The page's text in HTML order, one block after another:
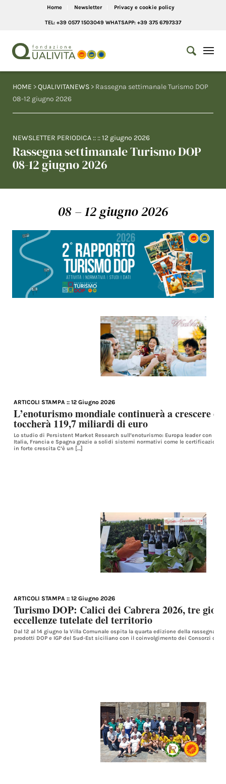
Home Newsletter Privacy e cookie policy
TEL: +39 0577 1503049 WHATSAPP: +39 375 6797337
HOME >QUALIVITANEWS > Rassegna settimanale Turismo DOP
08-12 giugno 2026
NEWSLETTER PERIODICA :: ::12 giugno 2026
Rassegna settimanale Turismo DOP
08-12 giugno 2026
08 – 12 giugno 2026
ARTICOLI STAMPA :: 12 Giugno 2026
L’enoturismo mondiale continuerà a crescere
toccherà 119,7 miliardi di euro
Lo studio di Persistent Market Research sull’enoturismo: Europa leader con le
Italia, Francia e Spagna grazie a solidi sistemi normativi come le certificazioni
in forte crescita C’è un […]
ARTICOLI STAMPA :: 12 Giugno 2026
Turismo DOP: Calici dei Cabrera 2026, tre
eccellenze tutelate del territorio
Dal 12 al 14 giugno la Villa Comunale ospita la quarta edizione della rassegna
prodotti DOP e IGP del Sud-Est siciliano con il coinvolgimento dei Consorzi di